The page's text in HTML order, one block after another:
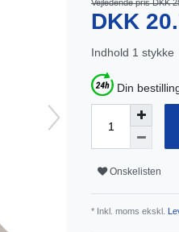
Vejledende pris DKK
DKK
Indhold 1 stykke
Din
Onskelisten
* Inkl. moms ekskl.